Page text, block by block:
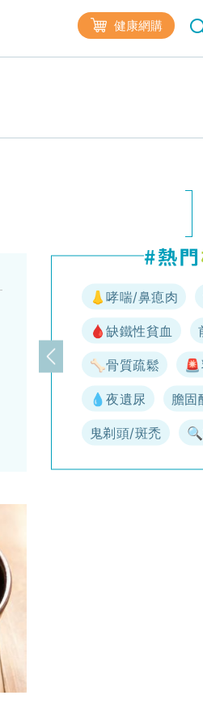
健康網購
上一頁
👃哮喘/鼻瘜肉
🩸缺鐵性貧血
🦴骨質疏鬆
💧夜遺尿 膽固
鬼剃頭/斑禿